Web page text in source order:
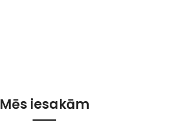
Mēs iesakām